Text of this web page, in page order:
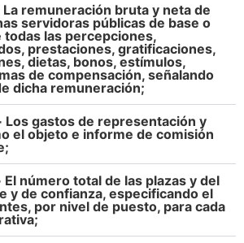
La remuneración bruta y neta de
servidoras públicas de base o
todas las percepciones,
prestaciones, gratificaciones,
dietas, bonos, estímulos,
de compensación, señalando
dicha remuneración;
Los gastos de representación y
el objeto e informe de comisión
El número total de las plazas y del
y de confianza, especificando el
por nivel de puesto, para cada